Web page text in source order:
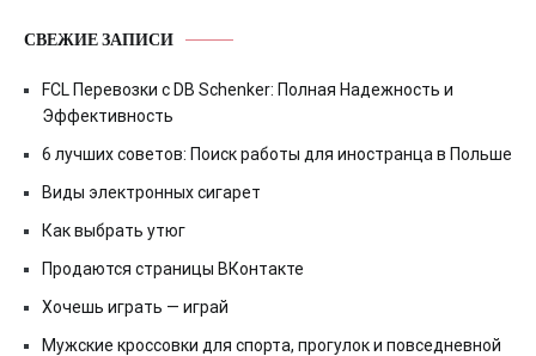
СВЕЖИЕ ЗАПИСИ
FCL Перевозки с DB Schenker: Полная Надежность и
Эффективность
6 лучших советов: Поиск работы для иностранца в Польше
Виды электронных сигарет
Как выбрать утюг
Продаются страницы ВКонтакте
Хочешь играть — играй
Мужские кроссовки для спорта, прогулок и повседневной